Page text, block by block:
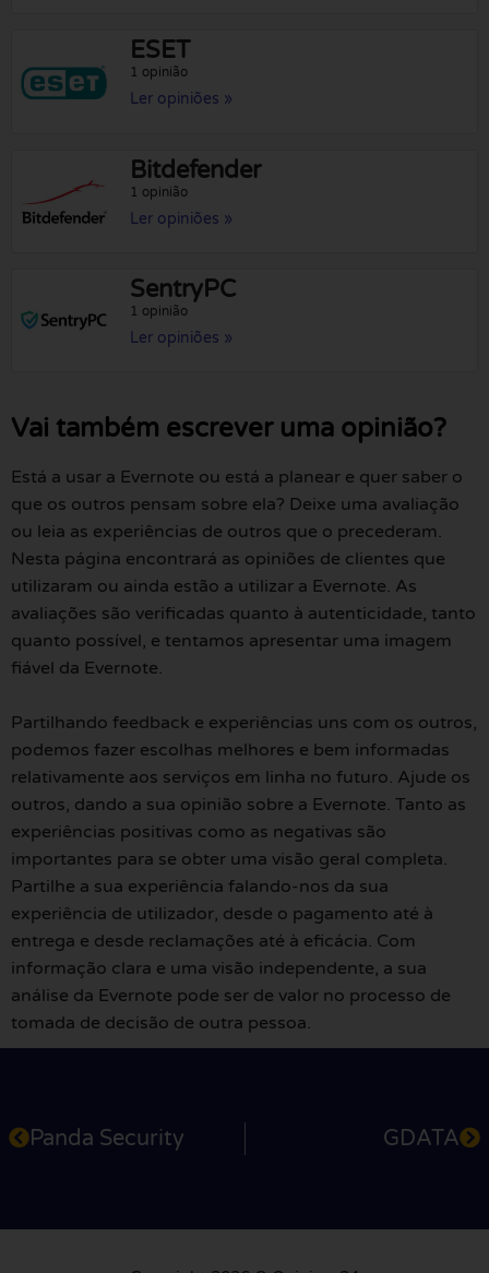
ESET
1 opinião
Ler opiniões »
Bitdefender
1 opinião
Ler opiniões »
SentryPC
1 opinião
Ler opiniões »
Vai também escrever uma opinião?
Está a usar a Evernote ou está a planear e quer saber o
que os outros pensam sobre ela? Deixe uma avaliação
ou leia as experiências de outros que o precederam.
Nesta página encontrará as opiniões de clientes que
utilizaram ou ainda estão a utilizar a Evernote. As
avaliações são verificadas quanto à autenticidade, tanto
quanto possível, e tentamos apresentar uma imagem
fiável da Evernote.
Partilhando feedback e experiências uns com os outros,
podemos fazer escolhas melhores e bem informadas
relativamente aos serviços em linha no futuro. Ajude os
outros, dando a sua opinião sobre a Evernote. Tanto as
experiências positivas como as negativas são
importantes para se obter uma visão geral completa.
Partilhe a sua experiência falando-nos da sua
experiência de utilizador, desde o pagamento até à
entrega e desde reclamações até à eficácia. Com
informação clara e uma visão independente, a sua
análise da Evernote pode ser de valor no processo de
tomada de decisão de outra pessoa.
Panda Security GDATA